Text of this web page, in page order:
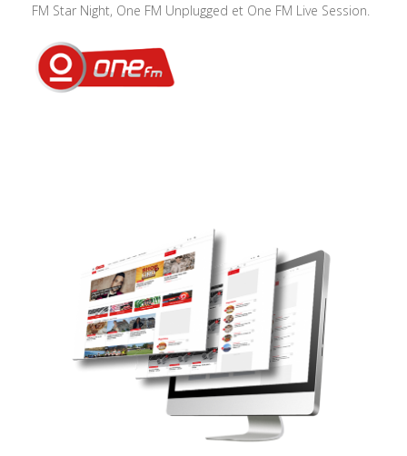
FM Star Night, One FM Unplugged et One FM Live Session.